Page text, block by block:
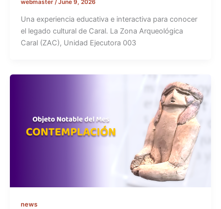
webmaster /June 9, 2026
Una experiencia educativa e interactiva para conocer
el legado cultural de Caral. La Zona Arqueológica
Caral (ZAC), Unidad Ejecutora 003
news